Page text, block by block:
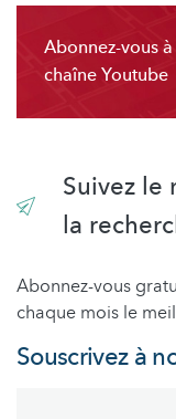
Abonnez-vous
chaîne Youtube
Suivez le
la
Abonnez-vous
chaque mois le
Souscrivez à